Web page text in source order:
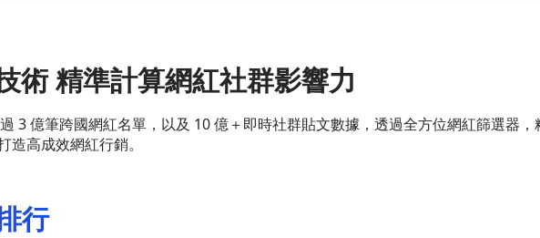
術 精準計算網紅社群影響力
3 億筆跨國網紅名單，以及 10 億＋即時社群貼文數據，透過全方位網紅篩選器
造高成效網紅行銷。
行